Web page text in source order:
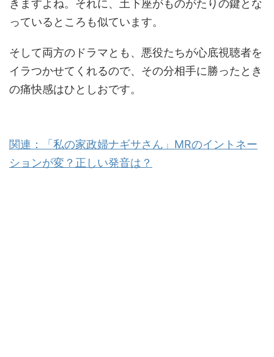
きますよね。それに、土下座がものがたりの鍵とな
っているところも似ています。
そして両方のドラマとも、悪役たちが心底視聴者を
イラつかせてくれるので、その分相手に勝ったとき
の痛快感はひとしおです。
関連：「私の家政婦ナギサさん」MRのイントネー
ションが変？正しい発音は？